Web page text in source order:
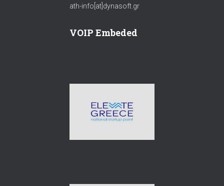
ath-info[at]dynasoft.gr
VOIP Embeded